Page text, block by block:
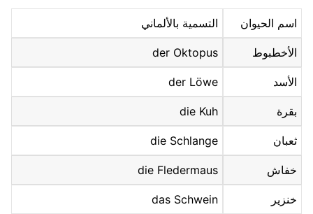
اسم الحيوان التسمية بالألماني
الأخطبوط der Oktopus
الأسد der Löwe
بقرة die Kuh
ثعبان die Schlange
خفاش die Fledermaus
خنزير das Schwein